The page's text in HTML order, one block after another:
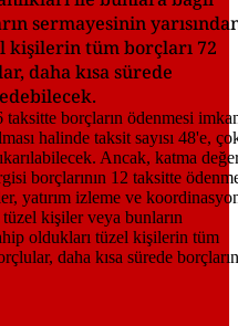
sermayesinin
kişilerin tüm borçları 72
daha kısa sürede